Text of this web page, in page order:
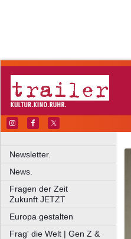
Newsletter.
News.
Fragen der Zeit
Zukunft JETZT
Europa gestalten
Frag' die Welt | Gen Z &